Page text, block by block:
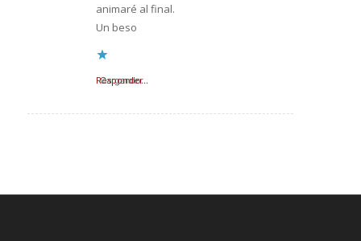
animaré al final.
Un beso
Cargando...
Responder